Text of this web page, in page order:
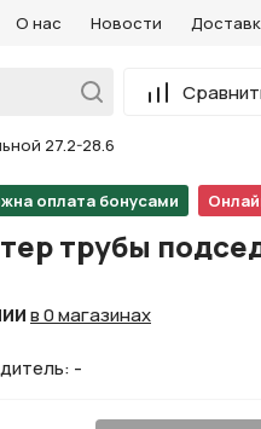
О нас Новости
27.2-28.6
оплата бонусами
трубы
в 0 магазинах
-